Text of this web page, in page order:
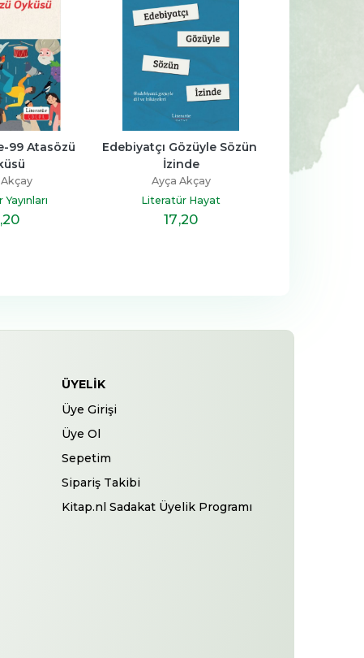
Kur’an’ın Anlattığı Tarih:
Timaş Yayınları
,90
Sen Annen Değilsin
Hatice Kübra Tongar
Aile Yayınları
17,20
99 Atasözü
,20
Edebiyatçı Gözüyle Sözün
İzinde
Ayça Akçay
Literatür Hayat
17,20
ÜYELIK
Üye Girişi
Üye Ol
Sepetim
Sipariş Takibi
Kitap.nl Sadakat Üyelik Programı